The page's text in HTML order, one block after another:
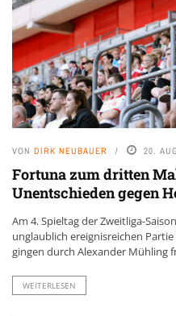
VON DIRK NEUBAUER 20.
Fortuna zum dritten
Unentschieden gegen
Am 4. Spieltag der Zweitliga-
unglaublich ereignisreichen
gingen durch Alexander Mühling
WEITERLESEN